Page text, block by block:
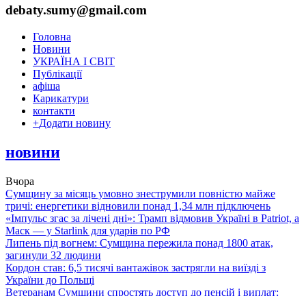
debaty.sumy@gmail.com
Головна
Новини
УКРАЇНА І СВІТ
Публікації
афіша
Карикатури
контакти
+Додати новину
новини
Вчора
Сумщину за місяць умовно знеструмили повністю майже
тричі: енергетики відновили понад 1,34 млн підключень
«Імпульс згас за лічені дні»: Трамп відмовив Україні в Patriot, а
Маск — у Starlink для ударів по РФ
Липень під вогнем: Сумщина пережила понад 1800 атак,
загинули 32 людини
Кордон став: 6,5 тисячі вантажівок застрягли на виїзді з
України до Польщі
Ветеранам Сумщини спростять доступ до пенсій і виплат: